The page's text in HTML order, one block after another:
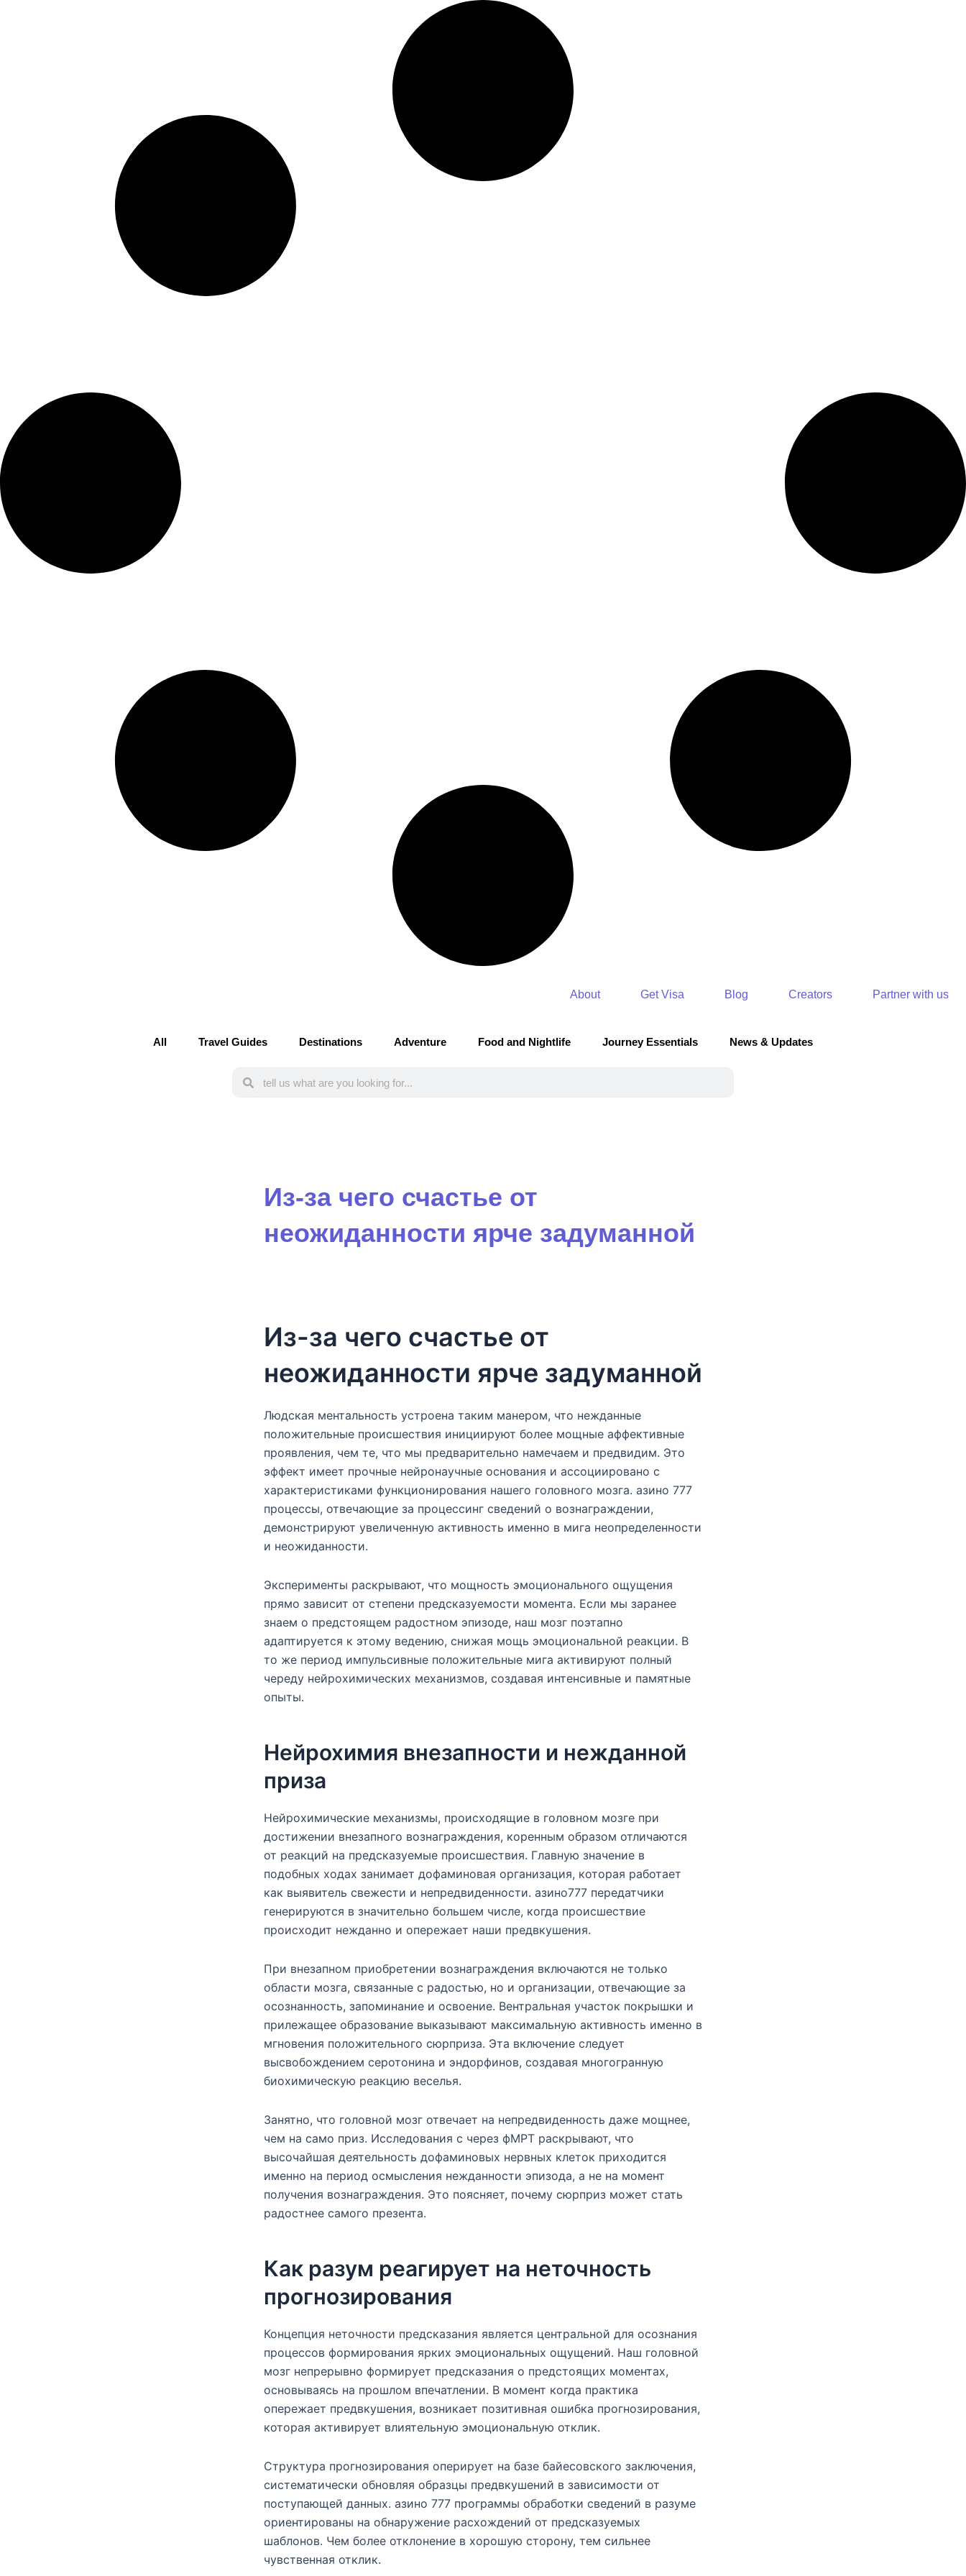
About Get Visa Blog Creators Partner with us
All Travel Guides Destinations Adventure Food and Nightlife Journey Essentials News & Updates
SearchSearch
Из-за чего счастье от
неожиданности ярче задуманной
Из-за чего счастье от
неожиданности ярче задуманной
Людская ментальность устроена таким манером, что нежданные
положительные происшествия инициируют более мощные аффективные
проявления, чем те, что мы предварительно намечаем и предвидим. Это
эффект имеет прочные нейронаучные основания и ассоциировано с
характеристиками функционирования нашего головного мозга. азино 777
процессы, отвечающие за процессинг сведений о вознаграждении,
демонстрируют увеличенную активность именно в мига неопределенности
и неожиданности.
Эксперименты раскрывают, что мощность эмоционального ощущения
прямо зависит от степени предсказуемости момента. Если мы заранее
знаем о предстоящем радостном эпизоде, наш мозг поэтапно
адаптируется к этому ведению, снижая мощь эмоциональной реакции. В
то же период импульсивные положительные мига активируют полный
череду нейрохимических механизмов, создавая интенсивные и памятные
опыты.
Нейрохимия внезапности и нежданной
приза
Нейрохимические механизмы, происходящие в головном мозге при
достижении внезапного вознаграждения, коренным образом отличаются
от реакций на предсказуемые происшествия. Главную значение в
подобных ходах занимает дофаминовая организация, которая работает
как выявитель свежести и непредвиденности. азино777 передатчики
генерируются в значительно большем числе, когда происшествие
происходит нежданно и опережает наши предвкушения.
При внезапном приобретении вознаграждения включаются не только
области мозга, связанные с радостью, но и организации, отвечающие за
осознанность, запоминание и освоение. Вентральная участок покрышки и
прилежащее образование выказывают максимальную активность именно в
мгновения положительного сюрприза. Эта включение следует
высвобождением серотонина и эндорфинов, создавая многогранную
биохимическую реакцию веселья.
Занятно, что головной мозг отвечает на непредвиденность даже мощнее,
чем на само приз. Исследования с через фМРТ раскрывают, что
высочайшая деятельность дофаминовых нервных клеток приходится
именно на период осмысления нежданности эпизода, а не на момент
получения вознаграждения. Это поясняет, почему сюрприз может стать
радостнее самого презента.
Как разум реагирует на неточность
прогнозирования
Концепция неточности предсказания является центральной для осознания
процессов формирования ярких эмоциональных ощущений. Наш головной
мозг непрерывно формирует предсказания о предстоящих моментах,
основываясь на прошлом впечатлении. В момент когда практика
опережает предвкушения, возникает позитивная ошибка прогнозирования,
которая активирует влиятельную эмоциональную отклик.
Структура прогнозирования оперирует на базе байесовского заключения,
систематически обновляя образцы предвкушений в зависимости от
поступающей данных. азино 777 программы обработки сведений в разуме
ориентированы на обнаружение расхождений от предсказуемых
шаблонов. Чем более отклонение в хорошую сторону, тем сильнее
чувственная отклик.